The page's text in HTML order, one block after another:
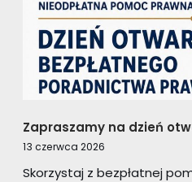
Zapraszamy na dzień
13 czerwca 2026
Skorzystaj z bezpłatnej